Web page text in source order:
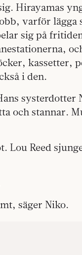
Hirayamas
varför lägga
sig på
kassetter,
i den.
systerdotter
och stannar.
Lou Reed
säger Niko.